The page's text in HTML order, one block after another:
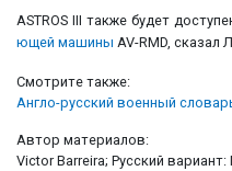
ASTROS III также будет
ющей машины AV-RMD, сказал
Смотрите также:
Англо-русский военный
Автор материалов:
Victor Barreira; Русский